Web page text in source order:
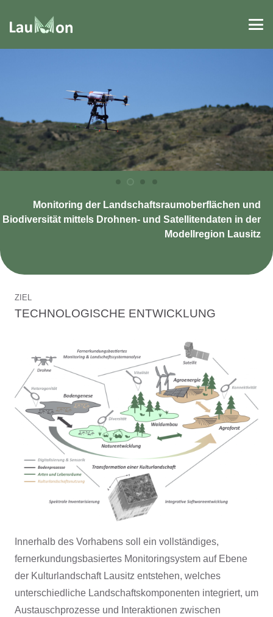
Monitoring der Landschaftsraumoberflächen und
Biodiversität mittels Drohnen- und Satellitendaten in der
Modellregion Lausitz
ZIEL
TECHNOLOGISCHE ENTWICKLUNG
Innerhalb des Vorhabens soll ein vollständiges,
fernerkundungsbasiertes Monitoringsystem auf Ebene
der Kulturlandschaft Lausitz entstehen, welches
unterschiedliche Landschaftskomponenten integriert, um
Austauschprozesse und Interaktionen zwischen